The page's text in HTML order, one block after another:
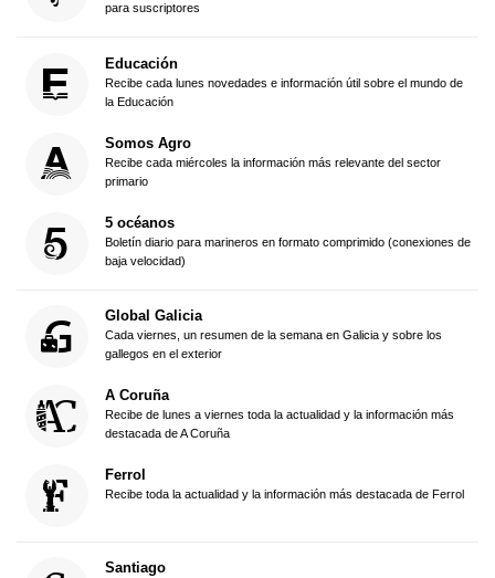
para suscriptores
Educación
Recibe cada lunes novedades e información útil sobre el mundo de
la Educación
Somos Agro
Recibe cada miércoles la información más relevante del sector
primario
5 océanos
Boletín diario para marineros en formato comprimido (conexiones de
baja velocidad)
Global Galicia
Cada viernes, un resumen de la semana en Galicia y sobre los
gallegos en el exterior
A Coruña
Recibe de lunes a viernes toda la actualidad y la información más
destacada de A Coruña
Ferrol
Recibe toda la actualidad y la información más destacada de Ferrol
Santiago